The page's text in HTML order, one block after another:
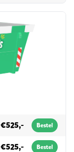
€525,- Bestel
€525,- Bestel